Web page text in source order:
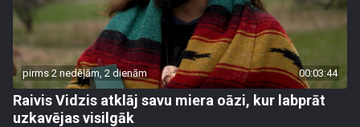
pirms 2 nedēļām, 2 dienām 00:03:44
Raivis Vidzis atklāj savu miera oāzi, kur labprāt
uzkavējas visilgāk